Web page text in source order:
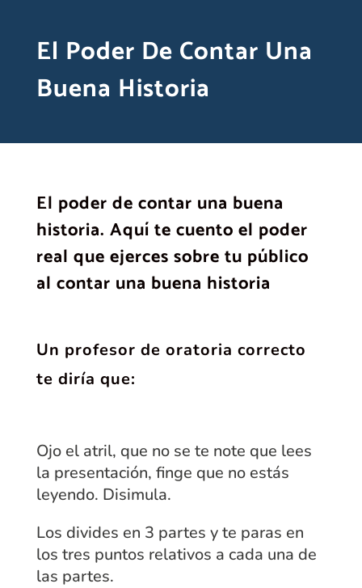
El Poder De Contar Una
Buena Historia
El poder de contar una buena
historia. Aquí te cuento el poder
real que ejerces sobre tu público
al contar una buena historia
Un profesor de oratoria correcto
te diría que:
Ojo el atril, que no se te note que lees
la presentación, finge que no estás
leyendo. Disimula.
Los divides en 3 partes y te paras en
los tres puntos relativos a cada una de
las partes.